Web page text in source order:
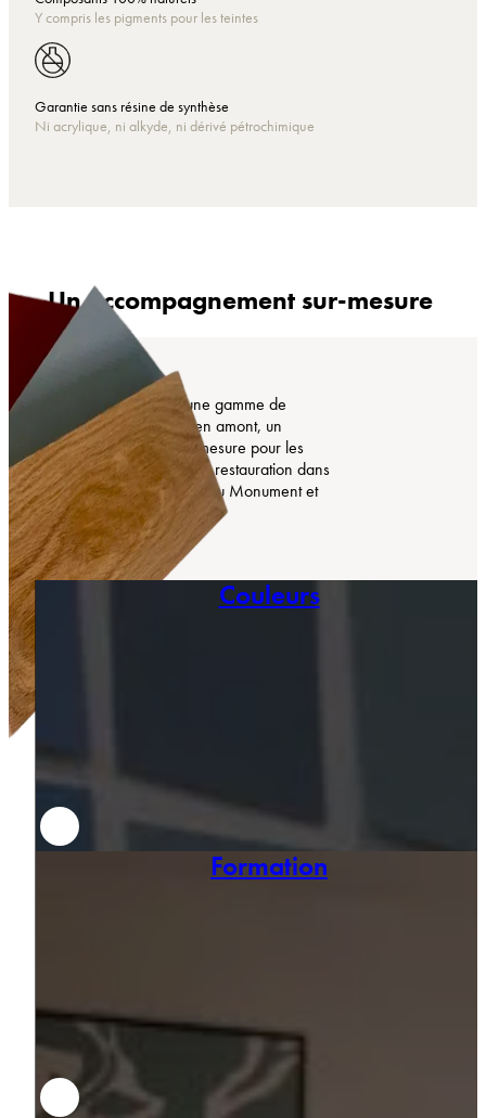
Y compris les pigments pour les teintes
Garantie sans résine de synthèse
Ni acrylique, ni alkyde, ni dérivé pétrochimique
Un accompagnement sur-mesure
COMTESS propose une gamme de
produits, mais surtout, en amont, un
accompagnement sur-mesure pour les
projets de création et de restauration dans
les univers du Bâtiment, du Monument et
de la « Haute-Peinture ».
Couleurs
Formation